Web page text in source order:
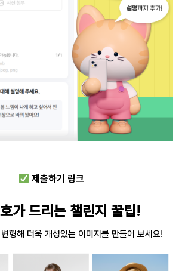
제출하기 링크
가 드리는 챌린지 꿀팁!
형해 더욱 개성있는 이미지를 만들어 보세요!